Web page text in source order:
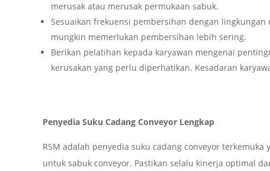
merusak atau merusak permukaan sabuk.
Sesuaikan frekuensi pembersihan dengan
mungkin memerlukan pembersihan lebih sering.
Berikan pelatihan kepada karyawan mengenai
kerusakan yang perlu diperhatikan. Kesadaran
Penyedia Suku Cadang Conveyor Lengkap
RSM adalah penyedia suku cadang conveyor
untuk sabuk conveyor. Pastikan selalu kinerja optimal